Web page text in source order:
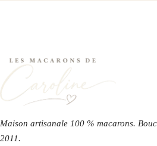
Maison artisanale 100 % macarons.
2011.